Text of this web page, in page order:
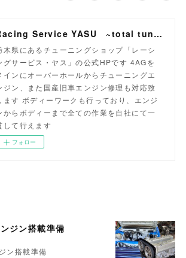
Racing Service YASU ~total tuning proshop~
木県にあるチューニングショップ「レーシ
グサービス・ヤス」の公式HPです 4AGを
インにオーバーホールからチューニングエ
ジン、また国産旧車エンジン修理も対応致
ます ボディーワークも行っており、エンジ
からボディーまで全ての作業を自社にて一
して行えます
フォロー
ジン搭載準備
ン搭載準備